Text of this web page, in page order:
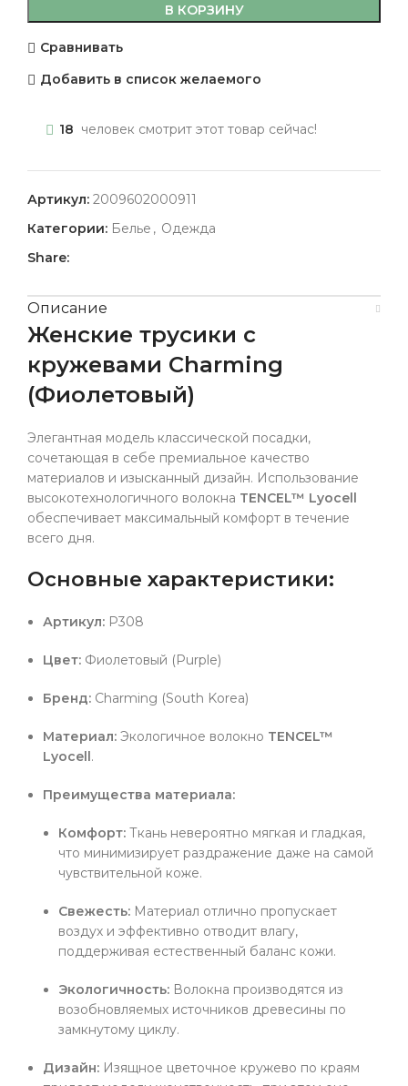
В КОРЗИНУ
Сравнивать
Добавить в список желаемого
18 человек смотрит этот товар сейчас!
Артикул: 2009602000911
Категории: Белье , Одежда
Share:
Описание
Женские трусики с
кружевами Charming
(Фиолетовый)
Элегантная модель классической посадки,
сочетающая в себе премиальное качество
материалов и изысканный дизайн. Использование
высокотехнологичного волокна TENCEL™ Lyocell
обеспечивает максимальный комфорт в течение
всего дня.
Основные характеристики:
Артикул: P308
Цвет: Фиолетовый (Purple)
Бренд: Charming (South Korea)
Материал: Экологичное волокно TENCEL™
Lyocell.
Преимущества материала:
Комфорт: Ткань невероятно мягкая и гладкая,
что минимизирует раздражение даже на самой
чувствительной коже.
Свежесть: Материал отлично пропускает
воздух и эффективно отводит влагу,
поддерживая естественный баланс кожи.
Экологичность: Волокна производятся из
возобновляемых источников древесины по
замкнутому циклу.
Дизайн: Изящное цветочное кружево по краям